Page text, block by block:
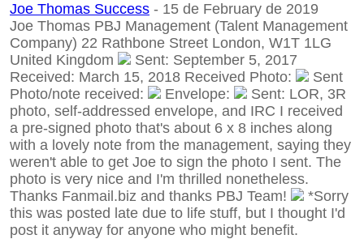
Joe Thomas Success - 15 de February de 2019
Joe Thomas PBJ Management (Talent Management
Company) 22 Rathbone Street London, W1T 1LG
United Kingdom
Sent: September 5, 2017
Received: March 15, 2018 Received Photo:
Sent
Photo/note received:
Envelope:
Sent: LOR, 3R
photo, self-addressed envelope, and IRC I received
a pre-signed photo that's about 6 x 8 inches along
with a lovely note from the management, saying they
weren't able to get Joe to sign the photo I sent. The
photo is very nice and I'm thrilled nonetheless.
Thanks Fanmail.biz and thanks PBJ Team!
*Sorry
this was posted late due to life stuff, but I thought I'd
post it anyway for anyone who might benefit.